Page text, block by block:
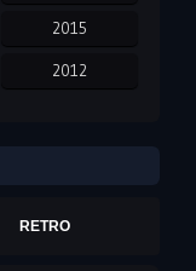
2015
2012
RETRO